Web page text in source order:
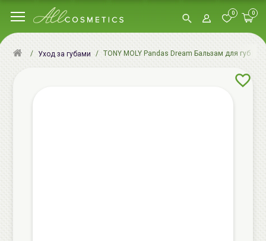
0 0
Уход за губами TONY MOLY Pandas Dream Бальзам для губ |